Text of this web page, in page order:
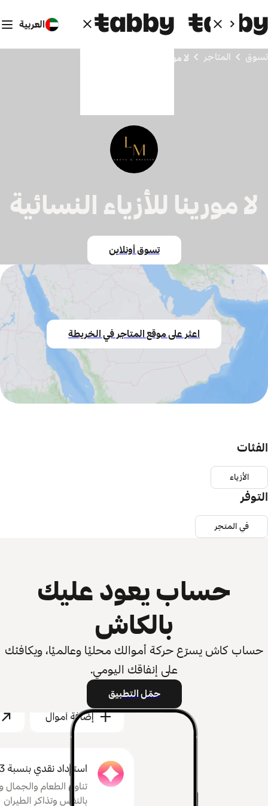
العربية
تسوق المتاجر لا مورينا للأزياء النسائية
لا مورينا للأزياء النسائية
تسوق أونلاين
اعثر على موقع المتاجر في الخريطة
الفئات
الأزياء
التوفر
في المتجر
حساب يعود عليك
بالكاش
حساب كاش يسرّع حركة أموالك محليًا وعالميًا، ويكافئك
على إنفاقك اليومي.
حمّل التطبيق